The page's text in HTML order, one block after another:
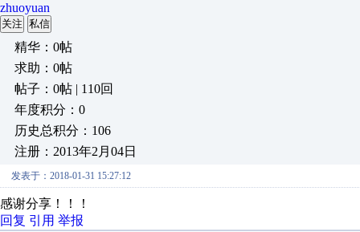
zhuoyuan
关注 私信
精华：0帖
求助：0帖
帖子：0帖 | 110回
年度积分：0
历史总积分：106
注册：2013年2月04日
发表于：2018-01-31 15:27:12
感谢分享！！！
回复 引用 举报